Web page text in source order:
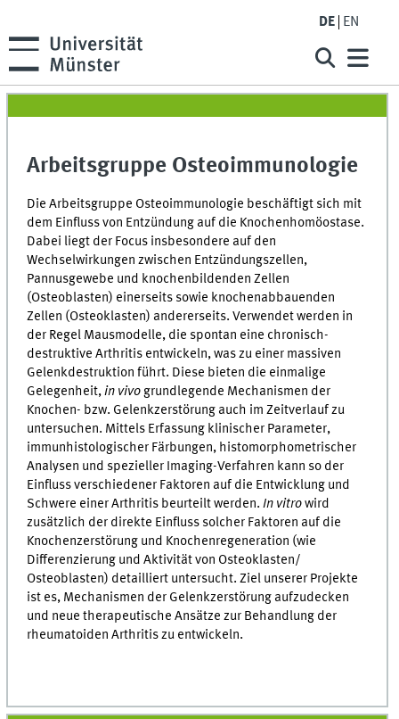
DE EN
Arbeitsgruppe Osteoimmunologie
Die Arbeitsgruppe Osteoimmunologie beschäftigt sich mit
dem Einfluss von Entzündung auf die Knochenhomöostase.
Dabei liegt der Focus insbesondere auf den
Wechselwirkungen zwischen Entzündungszellen,
Pannusgewebe und knochenbildenden Zellen
(Osteoblasten) einerseits sowie knochenabbauenden
Zellen (Osteoklasten) andererseits. Verwendet werden in
der Regel Mausmodelle, die spontan eine chronisch-
destruktive Arthritis entwickeln, was zu einer massiven
Gelenkdestruktion führt. Diese bieten die einmalige
Gelegenheit,in vivo grundlegende Mechanismen der
Knochen- bzw. Gelenkzerstörung auch im Zeitverlauf zu
untersuchen. Mittels Erfassung klinischer Parameter,
immunhistologischer Färbungen, histomorphometrischer
Analysen und spezieller Imaging-Verfahren kann so der
Einfluss verschiedener Faktoren auf die Entwicklung und
Schwere einer Arthritis beurteilt werden.In vitrowird
zusätzlich der direkte Einfluss solcher Faktoren auf die
Knochenzerstörung und Knochenregeneration (wie
Differenzierung und Aktivität von Osteoklasten/
Osteoblasten) detailliert untersucht. Ziel unserer Projekte
ist es, Mechanismen der Gelenkzerstörung aufzudecken
und neue therapeutische Ansätze zur Behandlung der
rheumatoiden Arthritis zu entwickeln.